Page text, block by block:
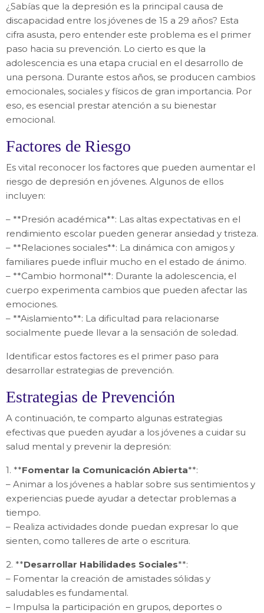
¿Sabías que la depresión es la principal causa de
discapacidad entre los jóvenes de 15 a 29 años? Esta
cifra asusta, pero entender este problema es el primer
paso hacia su prevención. Lo cierto es que la
adolescencia es una etapa crucial en el desarrollo de
una persona. Durante estos años, se producen cambios
emocionales, sociales y físicos de gran importancia. Por
eso, es esencial prestar atención a su bienestar
emocional.
Factores de Riesgo
Es vital reconocer los factores que pueden aumentar el
riesgo de depresión en jóvenes. Algunos de ellos
incluyen:
– **Presión académica**: Las altas expectativas en el
rendimiento escolar pueden generar ansiedad y tristeza.
– **Relaciones sociales**: La dinámica con amigos y
familiares puede influir mucho en el estado de ánimo.
– **Cambio hormonal**: Durante la adolescencia, el
cuerpo experimenta cambios que pueden afectar las
emociones.
– **Aislamiento**: La dificultad para relacionarse
socialmente puede llevar a la sensación de soledad.
Identificar estos factores es el primer paso para
desarrollar estrategias de prevención.
Estrategias de Prevención
A continuación, te comparto algunas estrategias
efectivas que pueden ayudar a los jóvenes a cuidar su
salud mental y prevenir la depresión:
1. **Fomentar la Comunicación Abierta**:
– Animar a los jóvenes a hablar sobre sus sentimientos y
experiencias puede ayudar a detectar problemas a
tiempo.
– Realiza actividades donde puedan expresar lo que
sienten, como talleres de arte o escritura.
2. **Desarrollar Habilidades Sociales**:
– Fomentar la creación de amistades sólidas y
saludables es fundamental.
– Impulsa la participación en grupos, deportes o